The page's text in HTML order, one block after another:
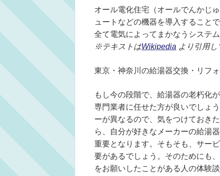
オール電化住宅（オールでんかじ
ュートなどの機器を導入すること
全て電気によってまかなうシステム
※テキストはWikipedia より引用し
東京・神奈川の給湯器交換・リフ
もし今の段階で、給湯器の老朽化
専門業者に任せた方が良いでしょ
ーが異なるので、気をつけておき
ら、自分が好きなメーカーの給湯
重要となります。そもそも、サー
要があるでしょう。そのためにも
をお願いしたことがある人の体験